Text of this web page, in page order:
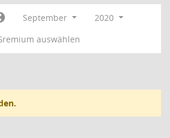
September
2020
auswählen